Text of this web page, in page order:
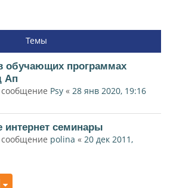
Темы
обучающих программах
Ап
Psy « 28 янв 2020, 19:16
интернет семинары
polina « 20 дек 2011,